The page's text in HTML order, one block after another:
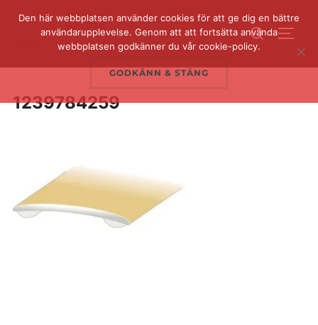
Sök
efter:
1239784259
Den här webbplatsen använder cookies för att ge dig en bättre
användarupplevelse. Genom att att fortsätta använda
webbplatsen godkänner du vår cookie-policy.
GODKÄNN & STÄNG